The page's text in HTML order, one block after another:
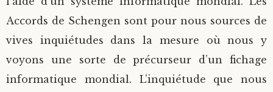
Accords de Schengen sont pour nous sources de
vives inquiétudes dans la mesure où nous y
voyons une sorte de précurseur d’un fichage
informatique mondial. L’inquiétude que nous